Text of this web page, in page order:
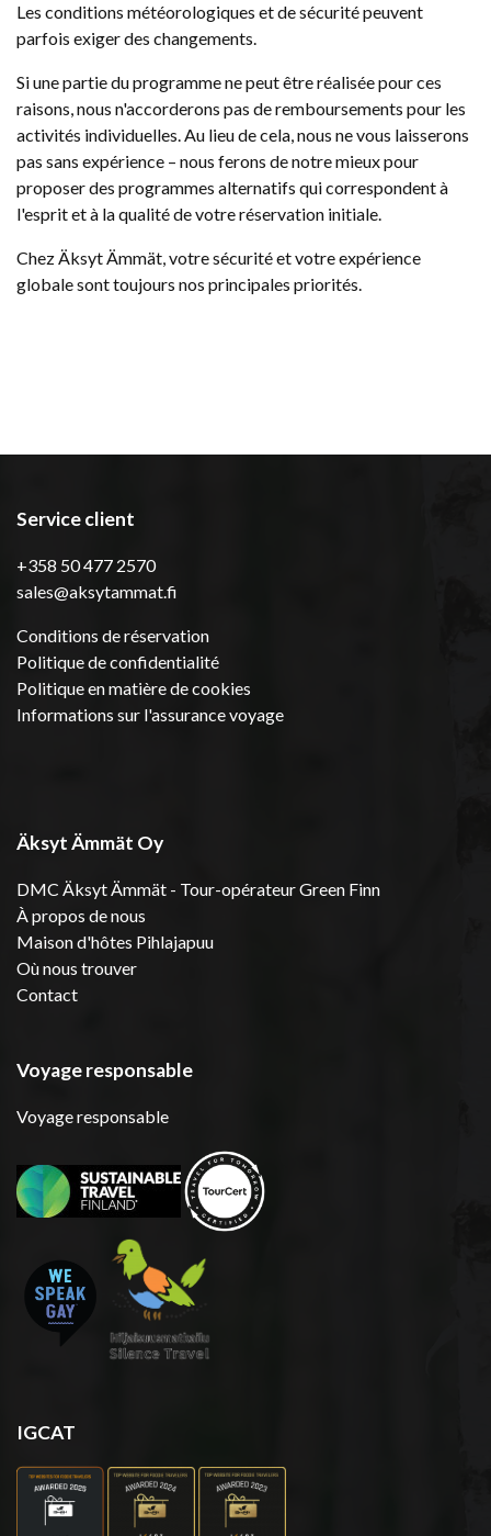
Les conditions météorologiques et de sécurité peuvent
parfois exiger des changements.
Si une partie du programme ne peut être réalisée pour ces
raisons, nous n'accorderons pas de remboursements pour les
activités individuelles. Au lieu de cela, nous ne vous laisserons
pas sans expérience – nous ferons de notre mieux pour
proposer des programmes alternatifs qui correspondent à
l'esprit et à la qualité de votre réservation initiale.
Chez Äksyt Ämmät, votre sécurité et votre expérience
globale sont toujours nos principales priorités.
Service client
+358 50 477 2570
sales@aksytammat.fi
Conditions de réservation
Politique de confidentialité
Politique en matière de cookies
Informations sur l'assurance voyage
Äksyt Ämmät Oy
DMC Äksyt Ämmät - Tour-opérateur Green Finn
À propos de nous
Maison d'hôtes Pihlajapuu
Où nous trouver
Contact
Voyage responsable
Voyage responsable
IGCAT